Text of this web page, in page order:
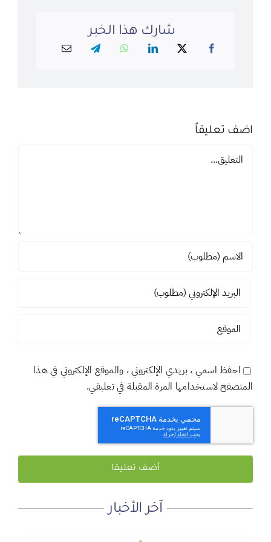
شارك هذا الخبر
آخر الأخبار
اضف تعليقاً
تعليق
احفظ اسمي ، بريدي الإلكتروني ، والموقع الإلكتروني في هذا
المتصفح لاستخدامها المرة المقبلة في تعليقي.